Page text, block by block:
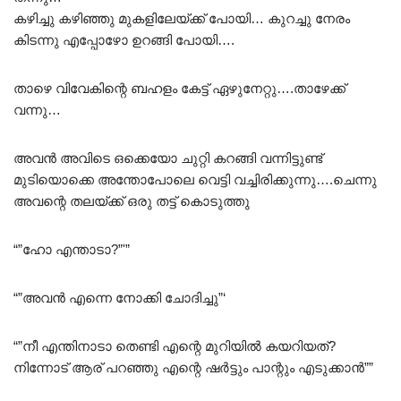
കഴിച്ചു കഴിഞ്ഞു മുകളിലേയ്ക്ക് പോയി… കുറച്ചു നേരം
കിടന്നു എപ്പോഴോ ഉറങ്ങി പോയി….
താഴെ വിവേകിന്റെ ബഹളം കേട്ട് ഏഴുനേറ്റു….താഴേക്ക്
വന്നു…
അവൻ അവിടെ ഒക്കെയോ ചുറ്റി കറങ്ങി വന്നിട്ടുണ്ട്
മുടിയൊക്കെ അന്തോപോലെ വെട്ടി വച്ചിരിക്കുന്നു….ചെന്നു
അവന്റെ തലയ്ക്ക് ഒരു തട്ട് കൊടുത്തു
“”ഹോ എന്താടാ?”'”
“”അവൻ എന്നെ നോക്കി ചോദിച്ചു”‘
“”നീ എന്തിനാടാ തെണ്ടി എന്റെ മുറിയിൽ കയറിയത്?
നിന്നോട് ആര് പറഞ്ഞു എന്റെ ഷർട്ടും പാന്റും എടുക്കാൻ””